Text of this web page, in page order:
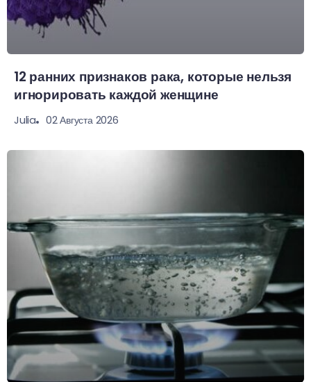
12 ранних признаков рака, которые нельзя
игнорировать каждой женщине
Julia 02 Августа 2026